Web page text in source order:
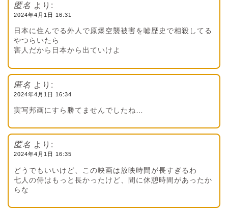
匿名 より:
2024年4月1日 16:31
日本に住んでる外人で原爆空襲被害を嘘歴史で相殺してる
やつらいたら
害人だから日本から出ていけよ
匿名 より:
2024年4月1日 16:34
実写邦画にすら勝てませんでしたね…
匿名 より:
2024年4月1日 16:35
どうでもいいけど、この映画は放映時間が長すぎるわ
七人の侍はもっと長かったけど、間に休憩時間があったか
らな